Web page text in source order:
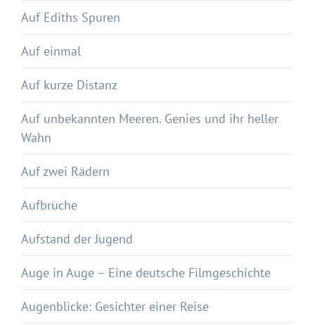
Auf Ediths Spuren
Auf einmal
Auf kurze Distanz
Auf unbekannten Meeren. Genies und ihr heller
Wahn
Auf zwei Rädern
Aufbrüche
Aufstand der Jugend
Auge in Auge – Eine deutsche Filmgeschichte
Augenblicke: Gesichter einer Reise